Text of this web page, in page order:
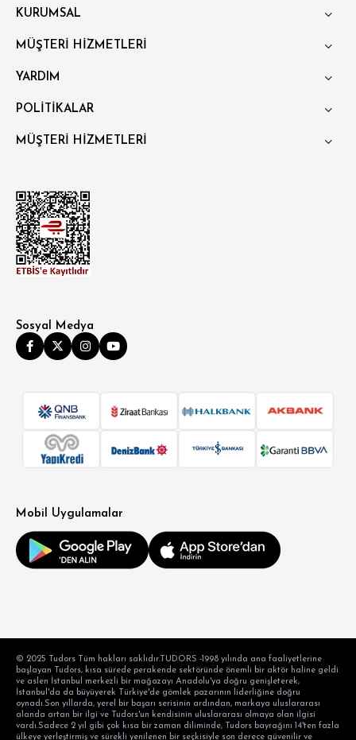
KURUMSAL
MÜŞTERİ HİZMETLERİ
YARDIM
POLİTİKALAR
MÜŞTERİ HİZMETLERİ
Sosyal Medya
Mobil Uygulamalar
© 2025 Tudors Tüm hakları saklıdır.TUDORS -1998 yılında ana faaliyetlerine
başlayan Tudors, kısa sürede perakende sektöründe önemli bir aktör haline geldi
ve aslen İstanbul merkezli bir mağazayı Anadolu'ya doğru genişleterek,
İstanbul'da da büyüyerek Türkiye'de gömlek pazarının liderliğine doğru
oynadı.Son yıllarda, yerel bir başarı serisinin ardından, markaya uluslararası
alanda artan bir ilgi ve Tudors'un kendisinin uluslararası olmaya olan ilgisi
vardı.Sadece 2 yıl gibi çok kısa bir zaman diliminde, Tudors bayrağını 14'ten fazla
ülkeye yerleştirmiş ve sürekli yenilenen bir seçkisiyle son derece güvenilir ve